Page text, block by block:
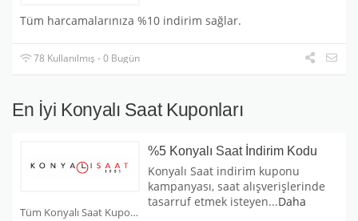
Tüm harcamalarınıza %10 indirim sağlar.
78 Kullanılmış - 0 Bugün
En İyi Konyalı Saat Kuponları
Tüm Konyalı Saat Kuponları
%5 Konyalı Saat İndirim Kodu
Konyalı Saat indirim kuponu
kampanyası, saat alışverişlerinde
tasarruf etmek isteyen...Daha